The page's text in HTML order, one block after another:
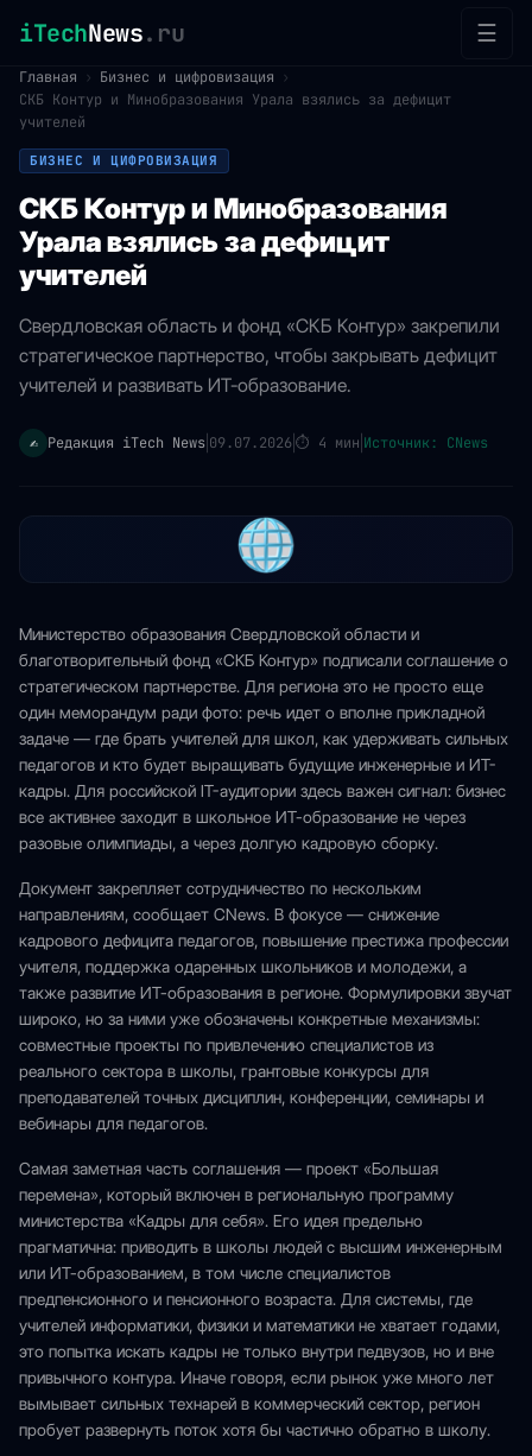
iTechNews.ru ☰
Главная › Бизнес и цифровизация
›
СКБ Контур и Минобразования Урала взялись за дефицит
учителей
БИЗНЕС И ЦИФРОВИЗАЦИЯ
СКБ Контур и Минобразования
Урала взялись за дефицит
учителей
Свердловская область и фонд «СКБ Контур» закрепили
стратегическое партнерство, чтобы закрывать дефицит
учителей и развивать ИТ-образование.
✍️ Редакция iTech News 09.07.2026⏱ 4 мин Источник: CNews
Министерство образования Свердловской области и
благотворительный фонд «СКБ Контур» подписали соглашение о
стратегическом партнерстве. Для региона это не просто еще
один меморандум ради фото: речь идет о вполне прикладной
задаче — где брать учителей для школ, как удерживать сильных
педагогов и кто будет выращивать будущие инженерные и ИТ-
кадры. Для российской IT-аудитории здесь важен сигнал: бизнес
все активнее заходит в школьное ИТ-образование не через
разовые олимпиады, а через долгую кадровую сборку.
Документ закрепляет сотрудничество по нескольким
направлениям, сообщает CNews. В фокусе — снижение
кадрового дефицита педагогов, повышение престижа профессии
учителя, поддержка одаренных школьников и молодежи, а
также развитие ИТ-образования в регионе. Формулировки звучат
широко, но за ними уже обозначены конкретные механизмы:
совместные проекты по привлечению специалистов из
реального сектора в школы, грантовые конкурсы для
преподавателей точных дисциплин, конференции, семинары и
вебинары для педагогов.
Самая заметная часть соглашения — проект «Большая
перемена», который включен в региональную программу
министерства «Кадры для себя». Его идея предельно
прагматична: приводить в школы людей с высшим инженерным
или ИТ-образованием, в том числе специалистов
предпенсионного и пенсионного возраста. Для системы, где
учителей информатики, физики и математики не хватает годами,
это попытка искать кадры не только внутри педвузов, но и вне
привычного контура. Иначе говоря, если рынок уже много лет
вымывает сильных технарей в коммерческий сектор, регион
пробует развернуть поток хотя бы частично обратно в школу.